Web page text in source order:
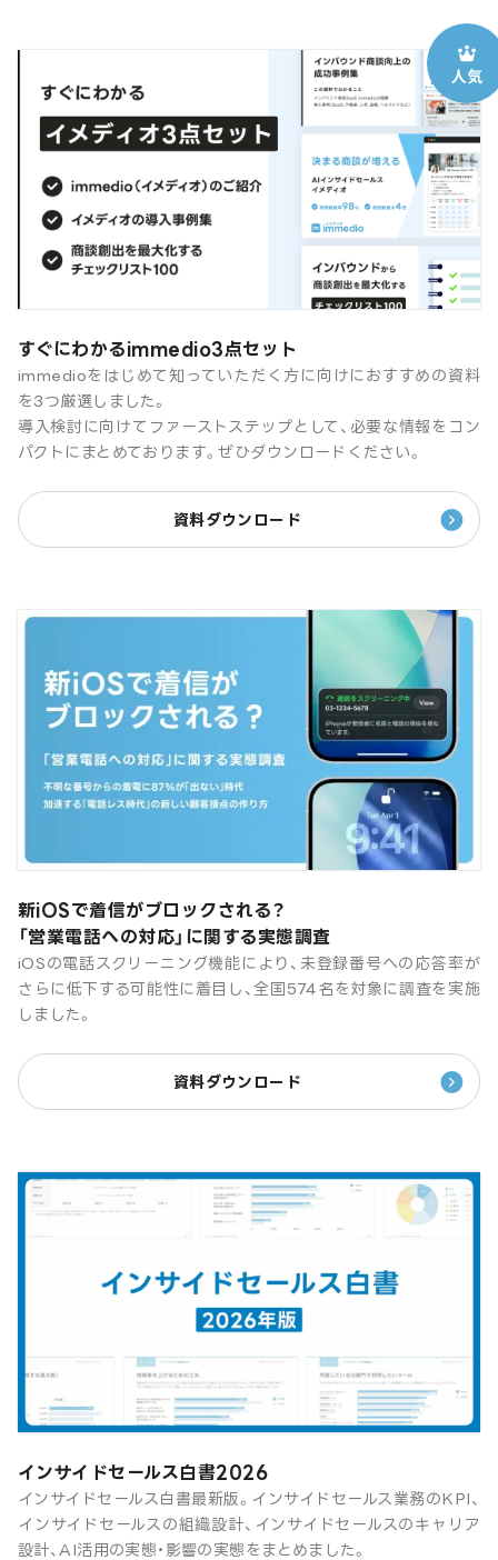
すぐにわかるimmedio3点セット
immedioをはじめて知っていただく方に向けにおすすめの資料
を3つ厳選しました。
導入検討に向けてファーストステップとして、必要な情報をコン
パクトにまとめております。ぜひダウンロードください。
資料ダウンロード
新iOSで着信がブロックされる？
「営業電話への対応」に関する実態調査
iOSの電話スクリーニング機能により、未登録番号への応答率が
さらに低下する可能性に着目し、全国574名を対象に調査を実施
しました。
資料ダウンロード
インサイドセールス白書2026
インサイドセールス白書最新版。インサイドセールス業務のKPI、
インサイドセールスの組織設計、インサイドセールスのキャリア
設計、AI活用の実態・影響の実態をまとめました。